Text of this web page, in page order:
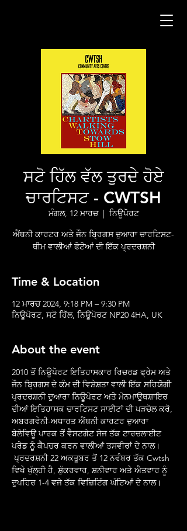
ਸਟੋ ਹਿੱਲ ਵੱਲ ਤੁਰਦੇ ਹੋਏ
ਚਾਰਟਿਸਟ - CWTSH
ਮੰਗਲ, 12 ਮਾਰਚ
  |
ਨਿਊਪੋਰਟ
ਐਂਥਨੀ ਕਾਰਟਰ ਅਤੇ ਜੌਨ ਬ੍ਰਿਗਸ ਦੁਆਰਾ ਚਾਰਟਿਸਟ-
ਥੀਮ ਵਾਲੀਆਂ ਫੋਟੋਆਂ ਦੀ ਇੱਕ ਪ੍ਰਦਰਸ਼ਨੀ
Time & Location
12 ਮਾਰਚ 2024, 9:18 PM – 9:30 PM
ਨਿਊਪੋਰਟ, ਸਟੋ ਹਿੱਲ, ਨਿਊਪੋਰਟ NP20 4HA, UK
About the event
2010 ਤੋਂ ਨਿਊਪੋਰਟ ਇਤਿਹਾਸਕਾਰ ਰਿਚਰਡ ਫ੍ਰੇਮ ਅਤੇ
ਜੌਨ ਬ੍ਰਿਗਸ ਦੇ ਕੰਮ ਦੀ ਵਿਸ਼ੇਸ਼ਤਾ ਵਾਲੀ ਇੱਕ ਸਹਿਯੋਗੀ
ਪ੍ਰਦਰਸ਼ਨੀ ਦੁਆਰਾ ਨਿਊਪੋਰਟ ਅਤੇ ਮੋਨਮਾਉਥਸ਼ਾਇਰ
ਦੀਆਂ ਇਤਿਹਾਸਕ ਚਾਰਟਿਸਟ ਸਾਈਟਾਂ ਦੀ ਪੜਚੋਲ ਕਰੋ,
ਅਬਰਗਵੇਨੀ-ਅਧਾਰਤ ਐਂਥਨੀ ਕਾਰਟਰ ਦੁਆਰਾ
ਬੇਲੇਵਿਊ ਪਾਰਕ ਤੋਂ ਵੈਸਟਗੇਟ ਸੇਜ ਤੱਕ ਟਾਰਚਲਾਈਟ
ਪਰੇਡ ਨੂੰ ਕੈਪਚਰ ਕਰਨ ਵਾਲੀਆਂ ਤਸਵੀਰਾਂ ਦੇ ਨਾਲ।
ਪ੍ਰਦਰਸ਼ਨੀ 22 ਅਕਤੂਬਰ ਤੋਂ 12 ਨਵੰਬਰ ਤੱਕ Cwtsh
ਵਿਖੇ ਖੁੱਲ੍ਹੀ ਹੈ, ਸ਼ੁੱਕਰਵਾਰ, ਸ਼ਨੀਵਾਰ ਅਤੇ ਐਤਵਾਰ ਨੂੰ
ਦੁਪਹਿਰ 1-4 ਵਜੇ ਤੱਕ ਵਿਜ਼ਿਟਿੰਗ ਘੰਟਿਆਂ ਦੇ ਨਾਲ।